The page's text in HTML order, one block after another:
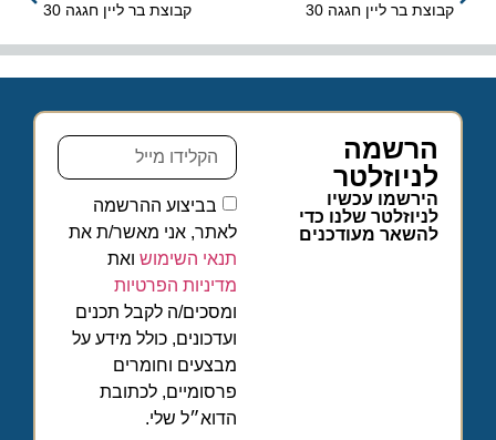
קבוצת בר ליין חגגה 30 קבוצת בר ליין חגגה 30
הרשמה
לניוזלטר
הירשמו עכשיו
לניוזלטר שלנו כדי
להשאר מעודכנים
בביצוע ההרשמה
לאתר, אני מאשר/ת את
תנאי השימוש ואת
מדיניות הפרטיות
ומסכים/ה לקבל תכנים
ועדכונים, כולל מידע על
מבצעים וחומרים
פרסומיים, לכתובת
הדוא״ל שלי.